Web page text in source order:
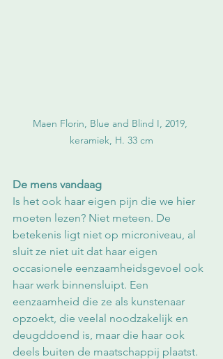
Maen Florin, Blue and Blind I, 2019,
keramiek, H. 33 cm
De mens vandaag
Is het ook haar eigen pijn die we hier
moeten lezen? Niet meteen. De
betekenis ligt niet op microniveau, al
sluit ze niet uit dat haar eigen
occasionele eenzaamheidsgevoel ook
haar werk binnensluipt. Een
eenzaamheid die ze als kunstenaar
opzoekt, die veelal noodzakelijk en
deugddoend is, maar die haar ook
deels buiten de maatschappij plaatst.